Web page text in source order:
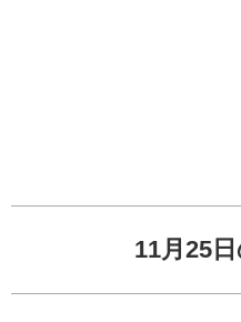
11月25